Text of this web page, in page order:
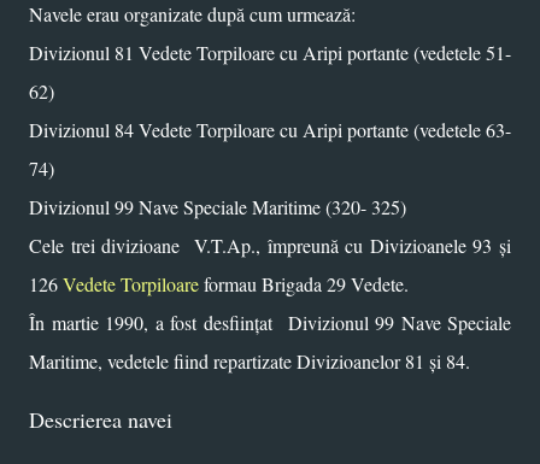
Navele erau organizate după cum urmează:
Divizionul 81 Vedete Torpiloare cu Aripi portante (vedetele 51-
62)
Divizionul 84 Vedete Torpiloare cu Aripi portante (vedetele 63-
74)
Divizionul 99 Nave Speciale Maritime (320- 325)
Cele trei divizioane V.T.Ap., împreună cu Divizioanele 93 și
126Vedete Torpiloareformau Brigada 29 Vedete.
În martie 1990, a fost desființat Divizionul 99 Nave Speciale
Maritime, vedetele fiind repartizate Divizioanelor 81 și 84.
Descrierea navei